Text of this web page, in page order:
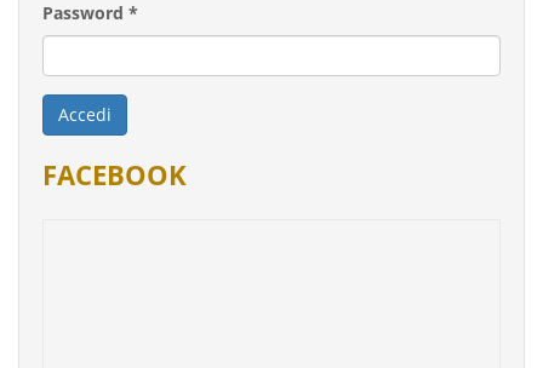
Password *
Accedi
FACEBOOK